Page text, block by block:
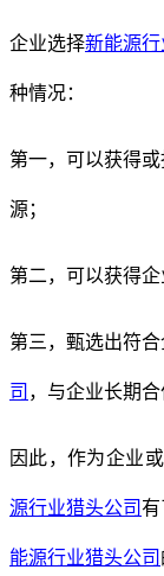
企业选择新能源行
种情况：
第一， 可以获得
源；
第二， 可以获得企
第三， 甄选出符
司 ，与企业长期合
因此，作为企业
源行业猎头公司有
能源行业猎头公司